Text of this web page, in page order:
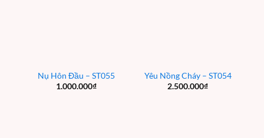
Nụ Hôn Đầu – ST055
1.000.000₫
Yêu Nồng Cháy – ST054
2.500.000₫